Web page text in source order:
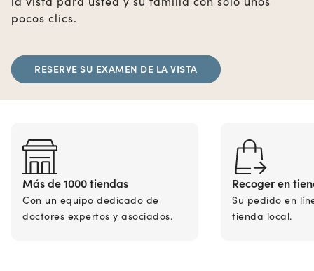
pocos clics.
RESERVE SU EXAMEN DE LA VISTA
Más de 1000 tiendas
Con un equipo dedicado de
doctores expertos y asociados.
Recoger en
Su pedido en
tienda local.